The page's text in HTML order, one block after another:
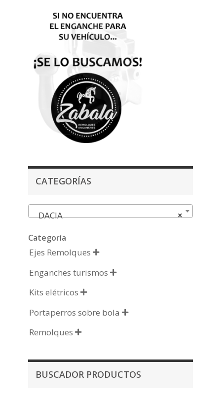
CATEGORÍAS
×
DACIA
Categoría
Ejes Remolques 
Enganches turismos 
Kits elétricos 
Portaperros sobre bola 
Remolques 
BUSCADOR PRODUCTOS